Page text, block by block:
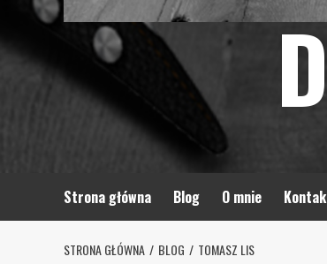
Strona główna Blog O mnie
STRONA GŁÓWNA BLOG TOMASZ LIS